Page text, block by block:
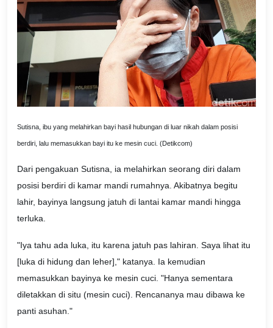
Sutisna, ibu yang melahirkan bayi hasil hubungan di luar nikah dalam posisi
berdiri, lalu memasukkan bayi itu ke mesin cuci. (Detikcom)
Dari pengakuan Sutisna, ia melahirkan seorang diri dalam
posisi berdiri di kamar mandi rumahnya. Akibatnya begitu
lahir, bayinya langsung jatuh di lantai kamar mandi hingga
terluka.
"Iya tahu ada luka, itu karena jatuh pas lahiran. Saya lihat itu
[luka di hidung dan leher]," katanya. Ia kemudian
memasukkan bayinya ke mesin cuci. "Hanya sementara
diletakkan di situ (mesin cuci). Rencananya mau dibawa ke
panti asuhan."